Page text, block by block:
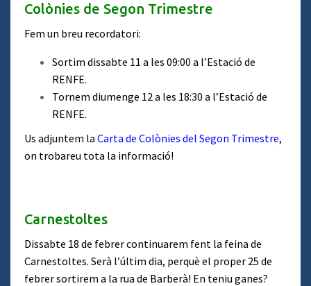
Colònies de Segon Trimestre
Fem un breu recordatori:
Sortim dissabte 11 a les 09:00 a l’Estació de
RENFE.
Tornem diumenge 12 a les 18:30 a l’Estació de
RENFE.
Us adjuntem la Carta de Colònies del Segon Trimestre,
on trobareu tota la informació!
Carnestoltes
Dissabte 18 de febrer continuarem fent la feina de
Carnestoltes. Serà l’últim dia, perquè el proper 25 de
febrer sortirem a la rua de Barberà! En teniu ganes?